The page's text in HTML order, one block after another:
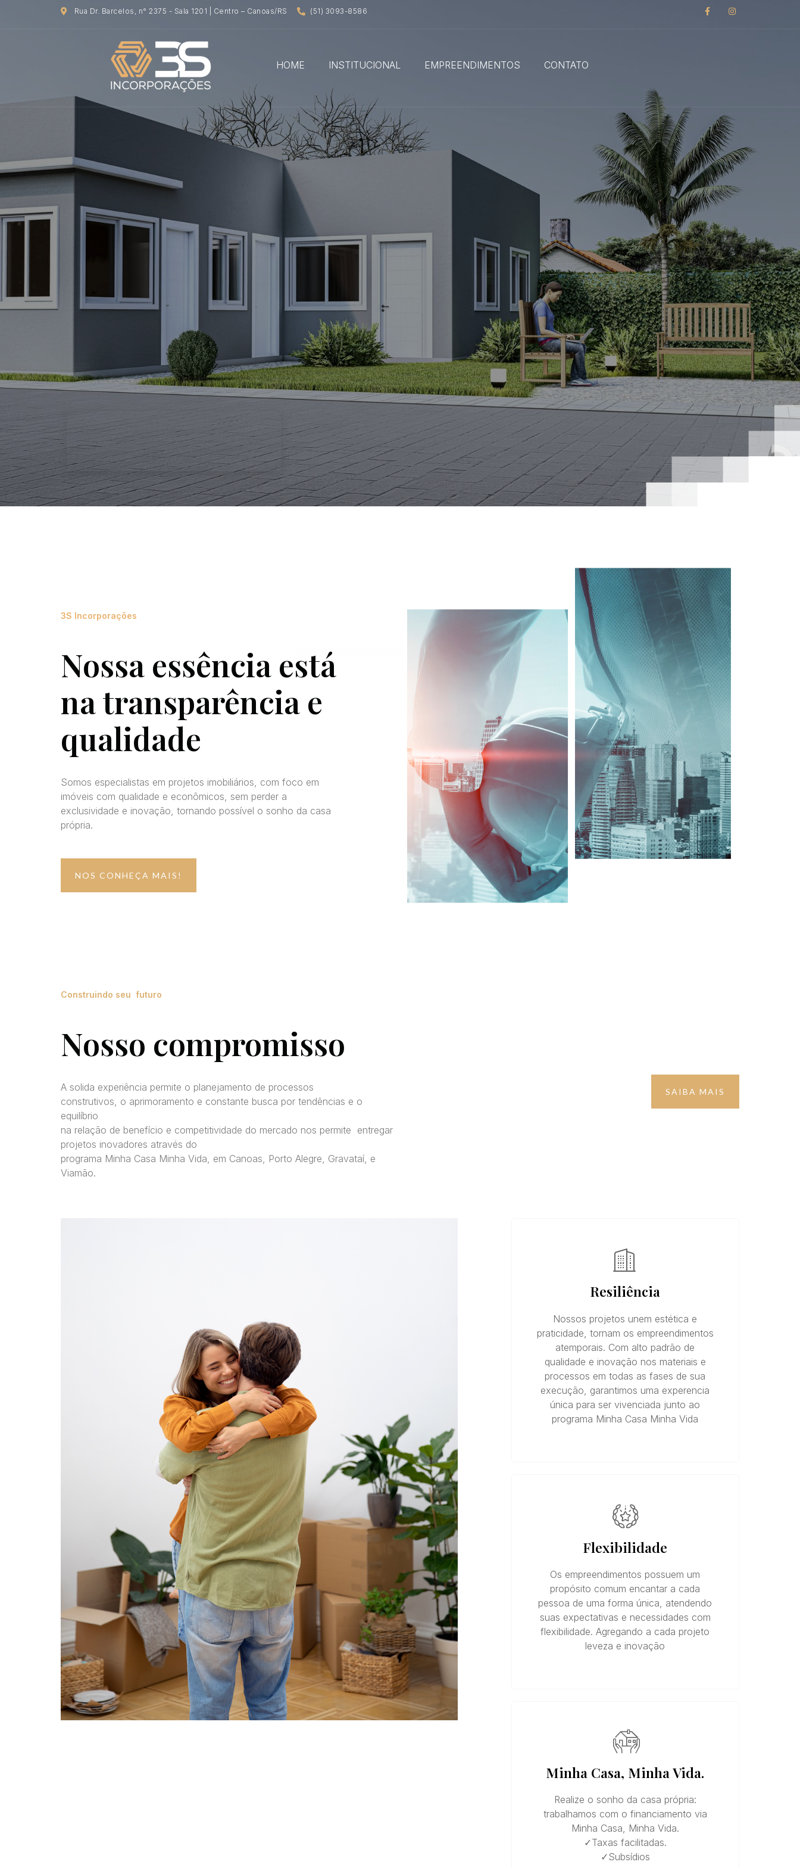
Rua Dr. Barcelos, n° 2375 - Sala 1201 | Centro – Canoas/RS (51) 3093-8586
HOME INSTITUCIONAL EMPREENDIMENTOS CONTATO
3S Incorporações
Nossa essência está
na transparência e
qualidade
Somos especialistas em projetos imobiliários, com foco em
imóveis com qualidade e econômicos, sem perder a
exclusividade e inovação, tornando possível o sonho da casa
própria.
NOS CONHEÇA MAIS!
Construindo seu futuro
Nosso compromisso
A solida experiência permite o planejamento de processos
construtivos, o aprimoramento e constante busca por tendências e o
equilíbrio
na relação de benefício e competitividade do mercado nos permite entregar
projetos inovadores através do
programa Minha Casa Minha Vida, em Canoas, Porto Alegre, Gravataí, e
Viamão.
SAIBA MAIS
Resiliência
Nossos projetos unem estética e
praticidade, tornam os empreendimentos
atemporais. Com alto padrão de
qualidade e inovação nos materiais e
processos em todas as fases de sua
execução, garantimos uma experencia
única para ser vivenciada junto ao
programa Minha Casa Minha Vida
Flexibilidade
Os empreendimentos possuem um
propósito comum encantar a cada
pessoa de uma forma única, atendendo
suas expectativas e necessidades com
flexibilidade. Agregando a cada projeto
leveza e inovação
Minha Casa, Minha Vida.
Realize o sonho da casa própria:
trabalhamos com o financiamento via
Minha Casa, Minha Vida.
✓Taxas facilitadas.
✓Subsídios